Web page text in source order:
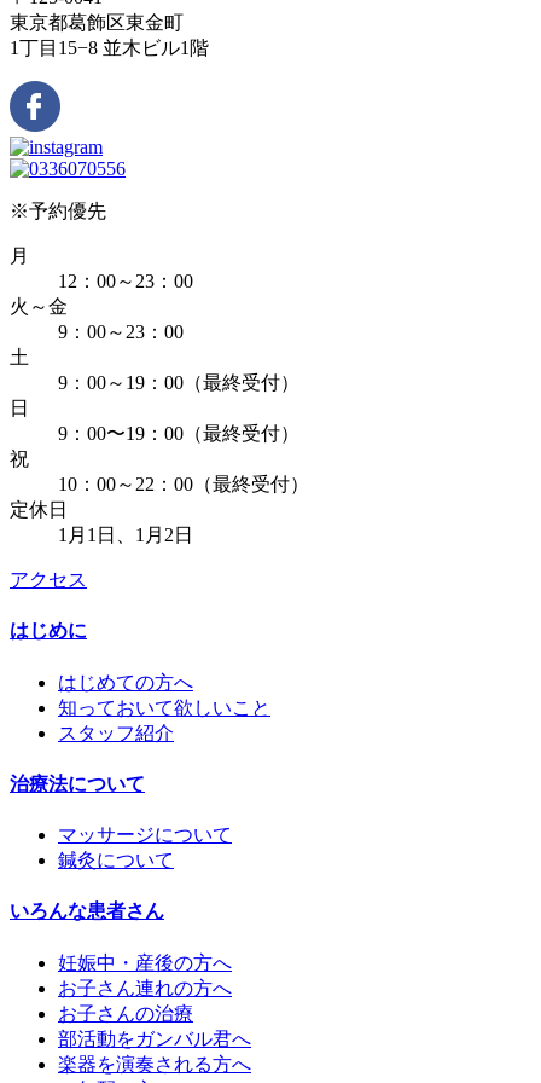
東京都葛飾区東金町
1丁目15−8 並木ビル1階
※予約優先
月
12：00～23：00
火～金
9：00～23：00
土
9：00～19：00（最終受付）
日
9：00〜19：00（最終受付）
祝
10：00～22：00（最終受付）
定休日
1月1日、1月2日
アクセス
はじめに
はじめての方へ
知っておいて欲しいこと
スタッフ紹介
治療法について
マッサージについて
鍼灸について
いろんな患者さん
妊娠中・産後の方へ
お子さん連れの方へ
お子さんの治療
部活動をガンバル君へ
楽器を演奏される方へ